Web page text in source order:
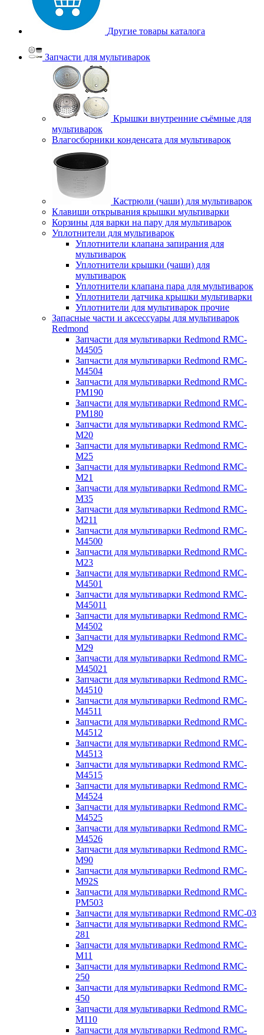
Другие товары каталога
Запчасти для мультиварок
Крышки внутренние съёмные для
мультиварок
Влагосборники конденсата для мультиварок
Кастрюли (чаши) для мультиварок
Клавиши открывания крышки мультиварки
Корзины для варки на пару для мультиварок
Уплотнители для мультиварок
Уплотнители клапана запирания для
мультиварок
Уплотнители крышки (чаши) для
мультиварок
Уплотнители клапана пара для мультиварок
Уплотнители датчика крышки мультиварки
Уплотнители для мультиварок прочие
Запасные части и аксессуары для мультиварок
Redmond
Запчасти для мультиварки Redmond RMC-
M4505
Запчасти для мультиварки Redmond RMC-
M4504
Запчасти для мультиварки Redmond RMC-
PM190
Запчасти для мультиварки Redmond RMC-
PM180
Запчасти для мультиварки Redmond RMC-
M20
Запчасти для мультиварки Redmond RMC-
M25
Запчасти для мультиварки Redmond RMC-
M21
Запчасти для мультиварки Redmond RMC-
M35
Запчасти для мультиварки Redmond RMC-
M211
Запчасти для мультиварки Redmond RMC-
M4500
Запчасти для мультиварки Redmond RMC-
M23
Запчасти для мультиварки Redmond RMC-
M4501
Запчасти для мультиварки Redmond RMC-
M45011
Запчасти для мультиварки Redmond RMC-
M4502
Запчасти для мультиварки Redmond RMC-
M29
Запчасти для мультиварки Redmond RMC-
M45021
Запчасти для мультиварки Redmond RMC-
M4510
Запчасти для мультиварки Redmond RMC-
M4511
Запчасти для мультиварки Redmond RMC-
M4512
Запчасти для мультиварки Redmond RMC-
M4513
Запчасти для мультиварки Redmond RMC-
M4515
Запчасти для мультиварки Redmond RMC-
M4524
Запчасти для мультиварки Redmond RMC-
M4525
Запчасти для мультиварки Redmond RMC-
M4526
Запчасти для мультиварки Redmond RMC-
M90
Запчасти для мультиварки Redmond RMC-
M92S
Запчасти для мультиварки Redmond RMC-
PM503
Запчасти для мультиварки Redmond RMC-03
Запчасти для мультиварки Redmond RMC-
281
Запчасти для мультиварки Redmond RMC-
M11
Запчасти для мультиварки Redmond RMC-
250
Запчасти для мультиварки Redmond RMC-
450
Запчасти для мультиварки Redmond RMC-
M110
Запчасти для мультиварки Redmond RMC-